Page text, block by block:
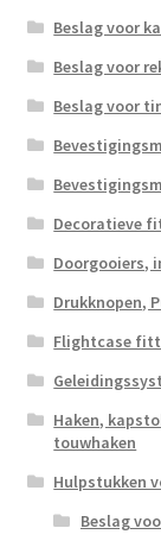
Beslag voor
Beslag voor
Beslag voor
Decoratieve
Doorgooiers,
Drukknopen,
Flightcase
Haken,
touwhaken
Hulpstukken
Beslag